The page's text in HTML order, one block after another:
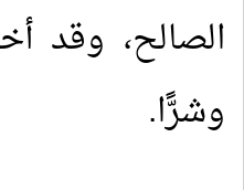
الصالح، وقد
وشرًّا.